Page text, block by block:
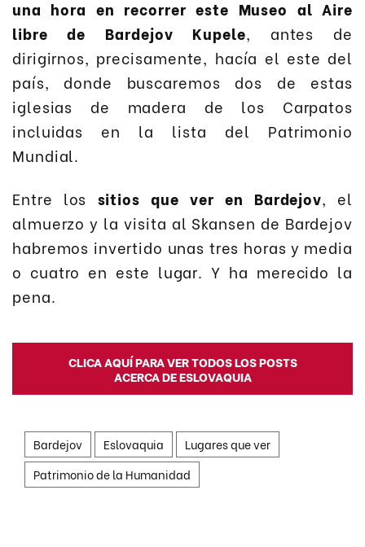
una hora en recorrer este Museo al Aire
libre de Bardejov Kupele, antes de
dirigirnos, precisamente, hacía el este del
país, donde buscaremos dos de estas
iglesias de madera de los Carpatos
incluidas en la lista del Patrimonio
Mundial.
Entre los sitios que ver en Bardejov, el
almuerzo y la visita al Skansen de Bardejov
habremos invertido unas tres horas y media
o cuatro en este lugar. Y ha merecido la
pena.
CLICA AQUÍ PARA VER TODOS LOS POSTS
ACERCA DE ESLOVAQUIA
Bardejov Eslovaquia
Lugares que ver
Patrimonio de la Humanidad